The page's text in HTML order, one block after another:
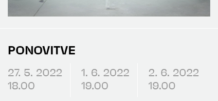
PONOVITVE
27. 5. 2022
18.00
1. 6. 2022
19.00
2. 6. 2022
19.00